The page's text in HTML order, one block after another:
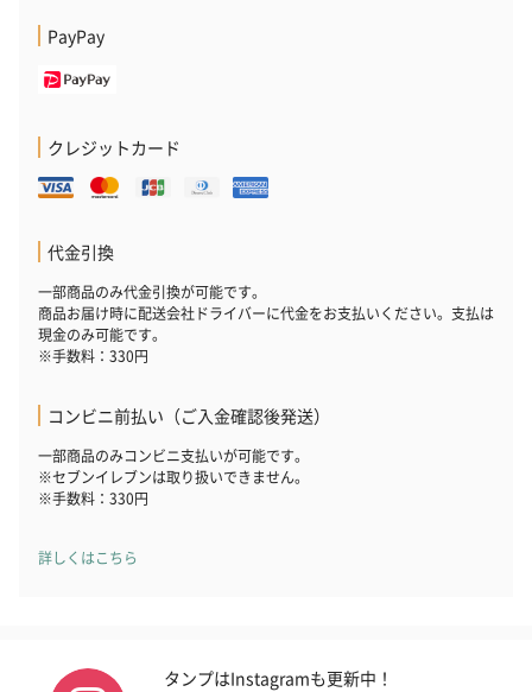
おつまみ・その他
お酒にぴったりのおつまみ・サプリを同梱してお届けいたしま
いぶりがっことチーズ
のオイル漬（981円）
PayPay
クレジットカード
代金引換
一部商品のみ代金引換が可能です。
商品お届け時に配送会社ドライバーに代金をお支払いください。支払は
現金のみ可能です。
※手数料：330円
コンビニ前払い（ご入金確認後発送）
一部商品のみコンビニ支払いが可能です。
※セブンイレブンは取り扱いできません。
※手数料：330円
詳しくはこちら
タンプはInstagramも更新中！